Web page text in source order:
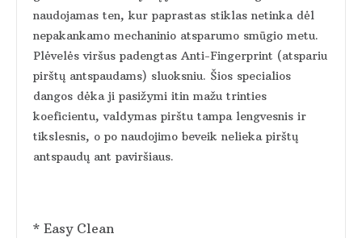
naudojamas ten, kur paprastas stiklas netinka dėl
nepakankamo mechaninio atsparumo smūgio metu.
Plėvelės viršus padengtas Anti-Fingerprint (atspariu
pirštų antspaudams) sluoksniu. Šios specialios
dangos dėka ji pasižymi itin mažu trinties
koeficientu, valdymas pirštu tampa lengvesnis ir
tikslesnis, o po naudojimo beveik nelieka pirštų
antspaudų ant paviršiaus.
* Easy Clean